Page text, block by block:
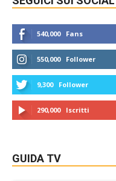
540,000 Fans
550,000 Follower
9,300 Follower
290,000 Iscritti
GUIDA TV